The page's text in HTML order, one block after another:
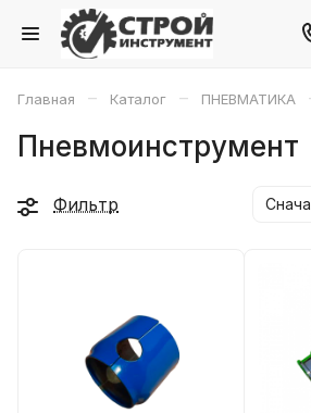
Главная – Каталог – ПНЕВМАТИКА
Пневмоинструмент
Фильтр